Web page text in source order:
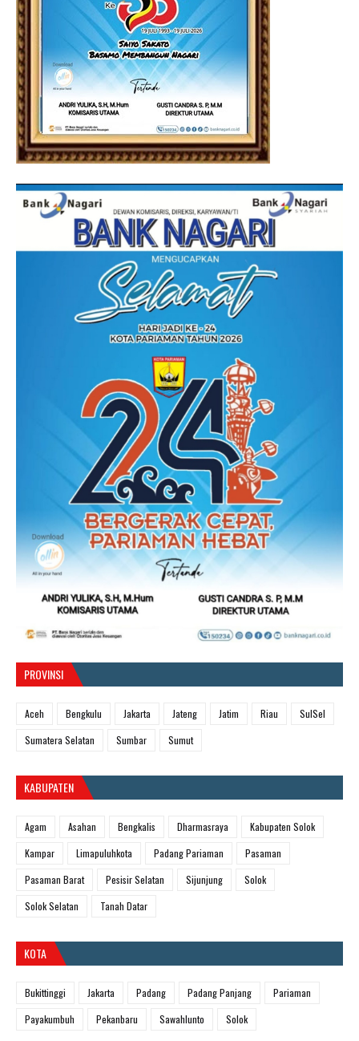
PROVINSI
Aceh Bengkulu Jakarta Jateng Jatim Riau
SulSel
Sumatera Selatan
Sumbar Sumut
KABUPATEN
Agam Asahan Bengkalis Dharmasraya
Kabupaten Solok
Kampar
Limapuluhkota Padang Pariaman
Pasaman
Pasaman Barat
Pesisir Selatan Sijunjung
Solok
Solok Selatan
Tanah Datar
KOTA
Bukittinggi Jakarta Padang Padang Panjang
Pariaman
Payakumbuh
Pekanbaru Sawahlunto Solok